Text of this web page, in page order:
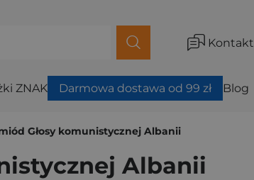
Kontakt
ZNAK Darmowa dostawa od 99 zł Blog
Głosy komunistycznej Albanii
Albanii